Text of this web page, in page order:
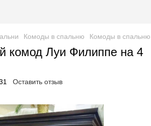
Комоды в спальню Комоды в
комод Луи Филиппе на 4
Оставить отзыв